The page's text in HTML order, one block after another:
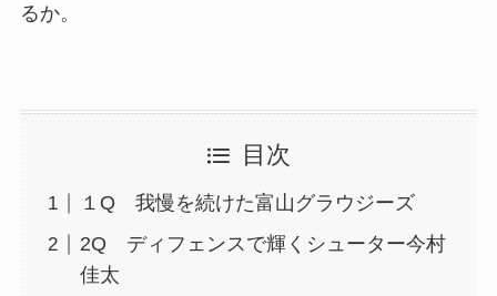
るか。
目次
１Q 我慢を続けた富山グラウジーズ
2Q ディフェンスで輝くシューター今村
佳太